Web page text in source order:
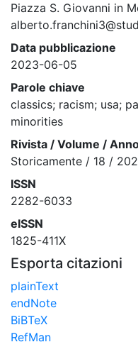
Piazza S. Giovanni in
Data pubblicazione
2023-06-05
Parole chiave
classics; racism; usa;
minorities
Rivista / Volume /
Storicamente / 18 /
ISSN
2282-6033
eISSN
1825-411X
Esporta citazioni
plainText
endNote
BiBTeX
RefMan